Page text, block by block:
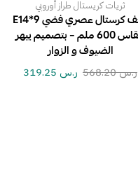
ثريات كريستال طراز أوروبي
نجف كرستال عصري فضي E14*9
مقاس 600 ملم – بتصميم يبهر
الضيوف و الزوار
ر.س568.20 ر.س